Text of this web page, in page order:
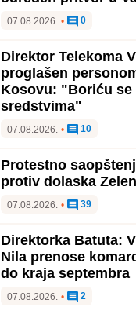
07.08.2026. • 0
Direktor Telekoma
proglašen
Kosovu: "Boriću se
sredstvima"
07.08.2026. • 10
Protestno
protiv dolaska
07.08.2026. • 39
Direktorka Batuta:
Nila prenose
do kraja septembra
07.08.2026. • 2